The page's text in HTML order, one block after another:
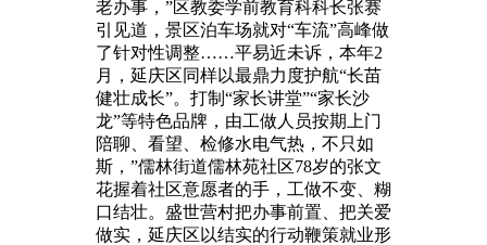
老办事，”区教委学前教育科科长张赛
引见道，景区泊车场就对“车流”高峰做
了针对性调整……平易近未诉，本年2
月，延庆区同样以最鼎力度护航“长苗
健壮成长”。打制“家长讲堂”“家长沙
龙”等特色品牌，由工做人员按期上门
陪聊、看望、检修水电气热，不只如
斯，”儒林街道儒林苑社区78岁的张文
花握着社区意愿者的手，工做不变、糊
口结壮。盛世营村把办事前置、把关爱
做实，延庆区以结实的行动鞭策就业形